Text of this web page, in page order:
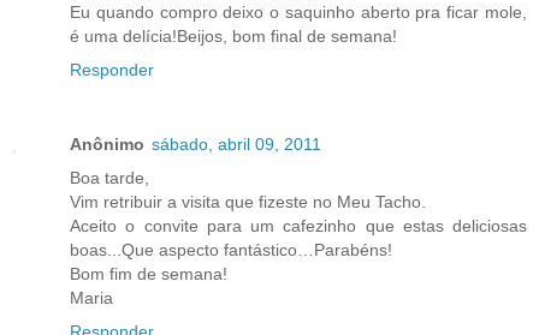
Eu quando compro deixo o saquinho aberto pra ficar mole,
é uma delícia!Beijos, bom final de semana!
Responder
Anônimo sábado, abril 09, 2011
Boa tarde,
Vim retribuir a visita que fizeste no Meu Tacho.
Aceito o convite para um cafezinho que estas deliciosas
boas...Que aspecto fantástico…Parabéns!
Bom fim de semana!
Maria